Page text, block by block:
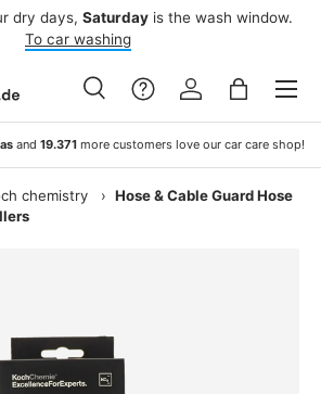
dry days, Saturday is the wash window.
To car washing
Search Log inBag
Menu
and 19.371more customers love our car care shop!
chemistry › Hose & Cable Guard Hose